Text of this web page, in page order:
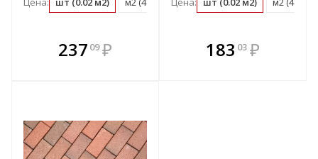
237 09 ₽
В комплекте
всегда выгоднее!
В комплекте
всегда выгоднее!
183 03 ₽